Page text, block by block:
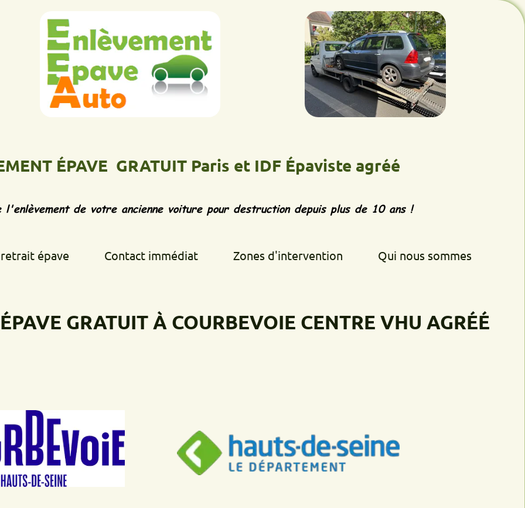
ÉPAVE GRATUIT Paris et IDFÉpaviste agréé
de votre ancienne voiture pour destruction depuis plus de 10 ans !
Contact immédiat Zones d'intervention Qui nous sommes
GRATUIT À COURBEVOIECENTRE VHU AGRÉÉ